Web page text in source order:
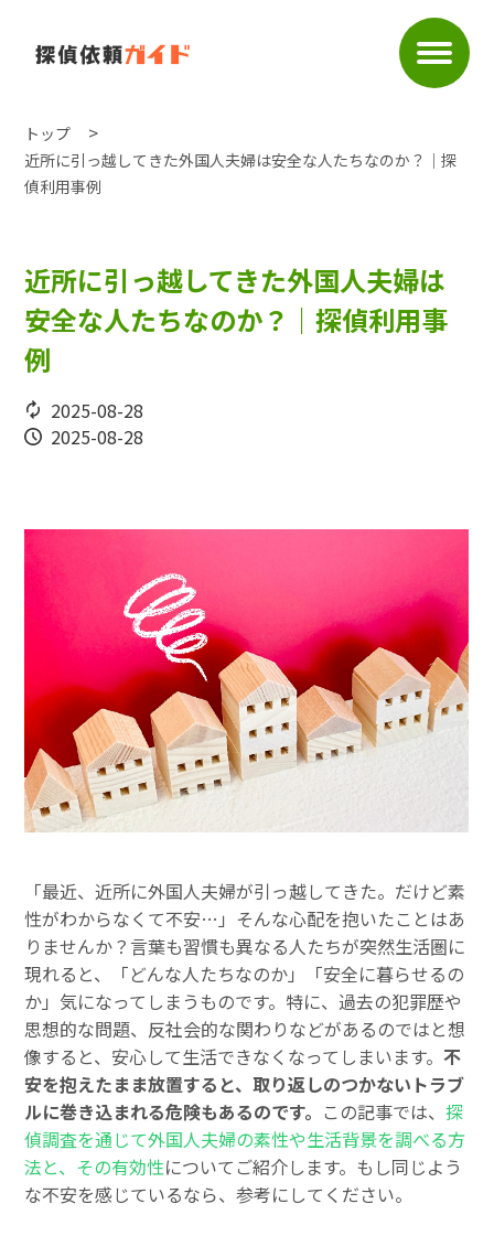
トップ
近所に引っ越してきた外国人夫婦は安全な人たちなのか？｜探
偵利用事例
近所に引っ越してきた外国人夫婦は
安全な人たちなのか？｜探偵利用事
例
2025-08-28
2025-08-28
「最近、近所に外国人夫婦が引っ越してきた。だけど素
性がわからなくて不安…」そんな心配を抱いたことはあ
りませんか？言葉も習慣も異なる人たちが突然生活圏に
現れると、「どんな人たちなのか」「安全に暮らせるの
か」気になってしまうものです。特に、過去の犯罪歴や
思想的な問題、反社会的な関わりなどがあるのではと想
像すると、安心して生活できなくなってしまいます。不
安を抱えたまま放置すると、取り返しのつかないトラブ
ルに巻き込まれる危険もあるのです。 この記事では、探
偵調査を通じて外国人夫婦の素性や生活背景を調べる方
法と、その有効性についてご紹介します。もし同じよう
な不安を感じているなら、参考にしてください。